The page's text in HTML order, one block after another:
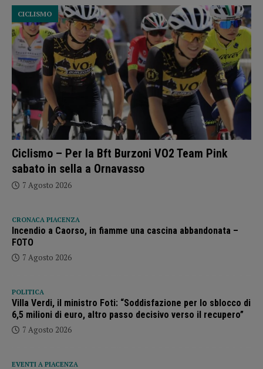
Ciclismo – Per la Bft Burzoni VO2 Team Pink
sabato in sella a Ornavasso
CICLISMO
7 Agosto 2026
CRONACA PIACENZA
Incendio a Caorso, in fiamme una cascina abbandonata –
FOTO
7 Agosto 2026
POLITICA
Villa Verdi, il ministro Foti: “Soddisfazione per lo sblocco di
6,5 milioni di euro, altro passo decisivo verso il recupero”
7 Agosto 2026
EVENTI A PIACENZA